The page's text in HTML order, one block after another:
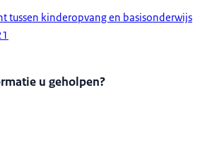
tussen kinderopvang en basisonderwijs
u geholpen?